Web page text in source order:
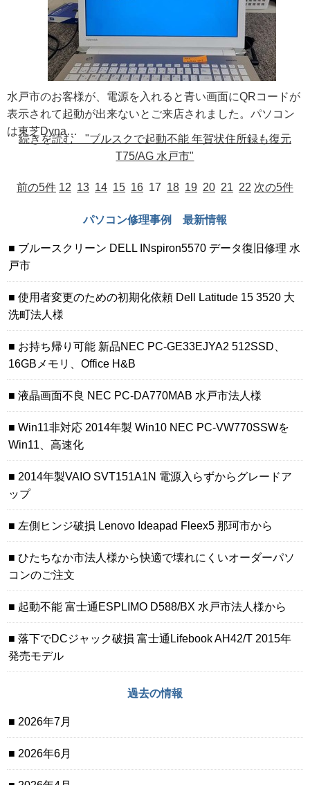
水戸市のお客様が、電源を入れると青い画面にQRコードが
表示されて起動が出来ないとご来店されました。パソコン
は東芝Dyna…
続きを読む "ブルスクで起動不能 年賀状住所録も復元
T75/AG 水戸市"
前の5件 12 13 14 15 16 17 18 19 20 21 22 次の5件
パソコン修理事例 最新情報
ブルースクリーン DELL INspiron5570 データ復旧修理 水
戸市
使用者変更のための初期化依頼 Dell Latitude 15 3520 大
洗町法人様
お持ち帰り可能 新品NEC PC-GE33EJYA2 512SSD、
16GBメモリ、Office H&B
液晶画面不良 NEC PC-DA770MAB 水戸市法人様
Win11非対応 2014年製 Win10 NEC PC-VW770SSWを
Win11、高速化
2014年製VAIO SVT151A1N 電源入らずからグレードア
ップ
左側ヒンジ破損 Lenovo Ideapad Fleex5 那珂市から
ひたちなか市法人様から快適で壊れにくいオーダーパソ
コンのご注文
起動不能 富士通ESPLIMO D588/BX 水戸市法人様から
落下でDCジャック破損 富士通Lifebook AH42/T 2015年
発売モデル
過去の情報
2026年7月
2026年6月